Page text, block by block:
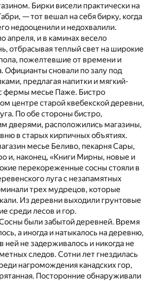
Бирки висели практически на
— тот вешал на себя бирку, когда
недооценили и недохвалили.
апреля, и в каминах весело
отбрасывая теплый свет на широкие
пожелтевшие от времени и
Официанты сновали­ по залу под
предлагая напитки и мягкий­
фермы месье Паже. Бистро
центре старой квебекской деревни,
По обе стороны бистро,
дверями, расположились­ магазины,
в старых кирпичных объятиях.
месье Беливо, пекарня Сары,
и, наконец, «Книги Мирны, новые и
перекореженные сосны стояли в
луга с незапамятных
трех мудрецов, ко­торые
Из дерев­ни выходили грунтовые
среди лесов и гор.
были забытой деревней. Время
а иногда и натыкалось на деревню,
ней не задерживалось и никогда не
следов. Сотни лет гнездилась
нагроможде­ния канадских гор,
Посторонние обнаруживали